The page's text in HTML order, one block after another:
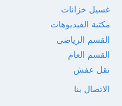
غسيل خزانات
مكتبة الفيديوهات
القسم الرياضى
القسم العام
نقل عفش
الاتصال بنا